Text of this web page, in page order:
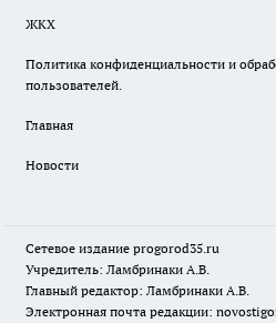
ЖКХ
Политика конфиденциальности и
пользователей.
Главная
Новости
Сетевое издание progorod35.ru
Учредитель: Ламбринаки А.В.
Главный редактор: Ламбринаки А.В.
Электронная почта редакции: